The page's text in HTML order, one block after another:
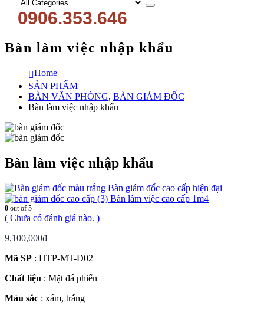
0906.353.646
Bàn làm việc nhập khẩu
Home
SẢN PHẨM
BÀN VĂN PHÒNG, BÀN GIÁM ĐỐC
Bàn làm việc nhập khẩu
Bàn làm việc nhập khẩu
Bàn giám đốc cao cấp hiện đại
Bàn làm việc cao cấp 1m4
0 out of 5
( Chưa có đánh giá nào. )
9,100,000₫
Mã SP : HTP-MT-D02
Chất liệu : Mặt đá phiến
Màu sắc : xám, trắng